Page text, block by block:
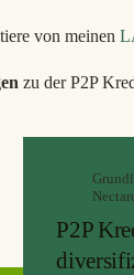
von meinen
zu der P2P
P2P